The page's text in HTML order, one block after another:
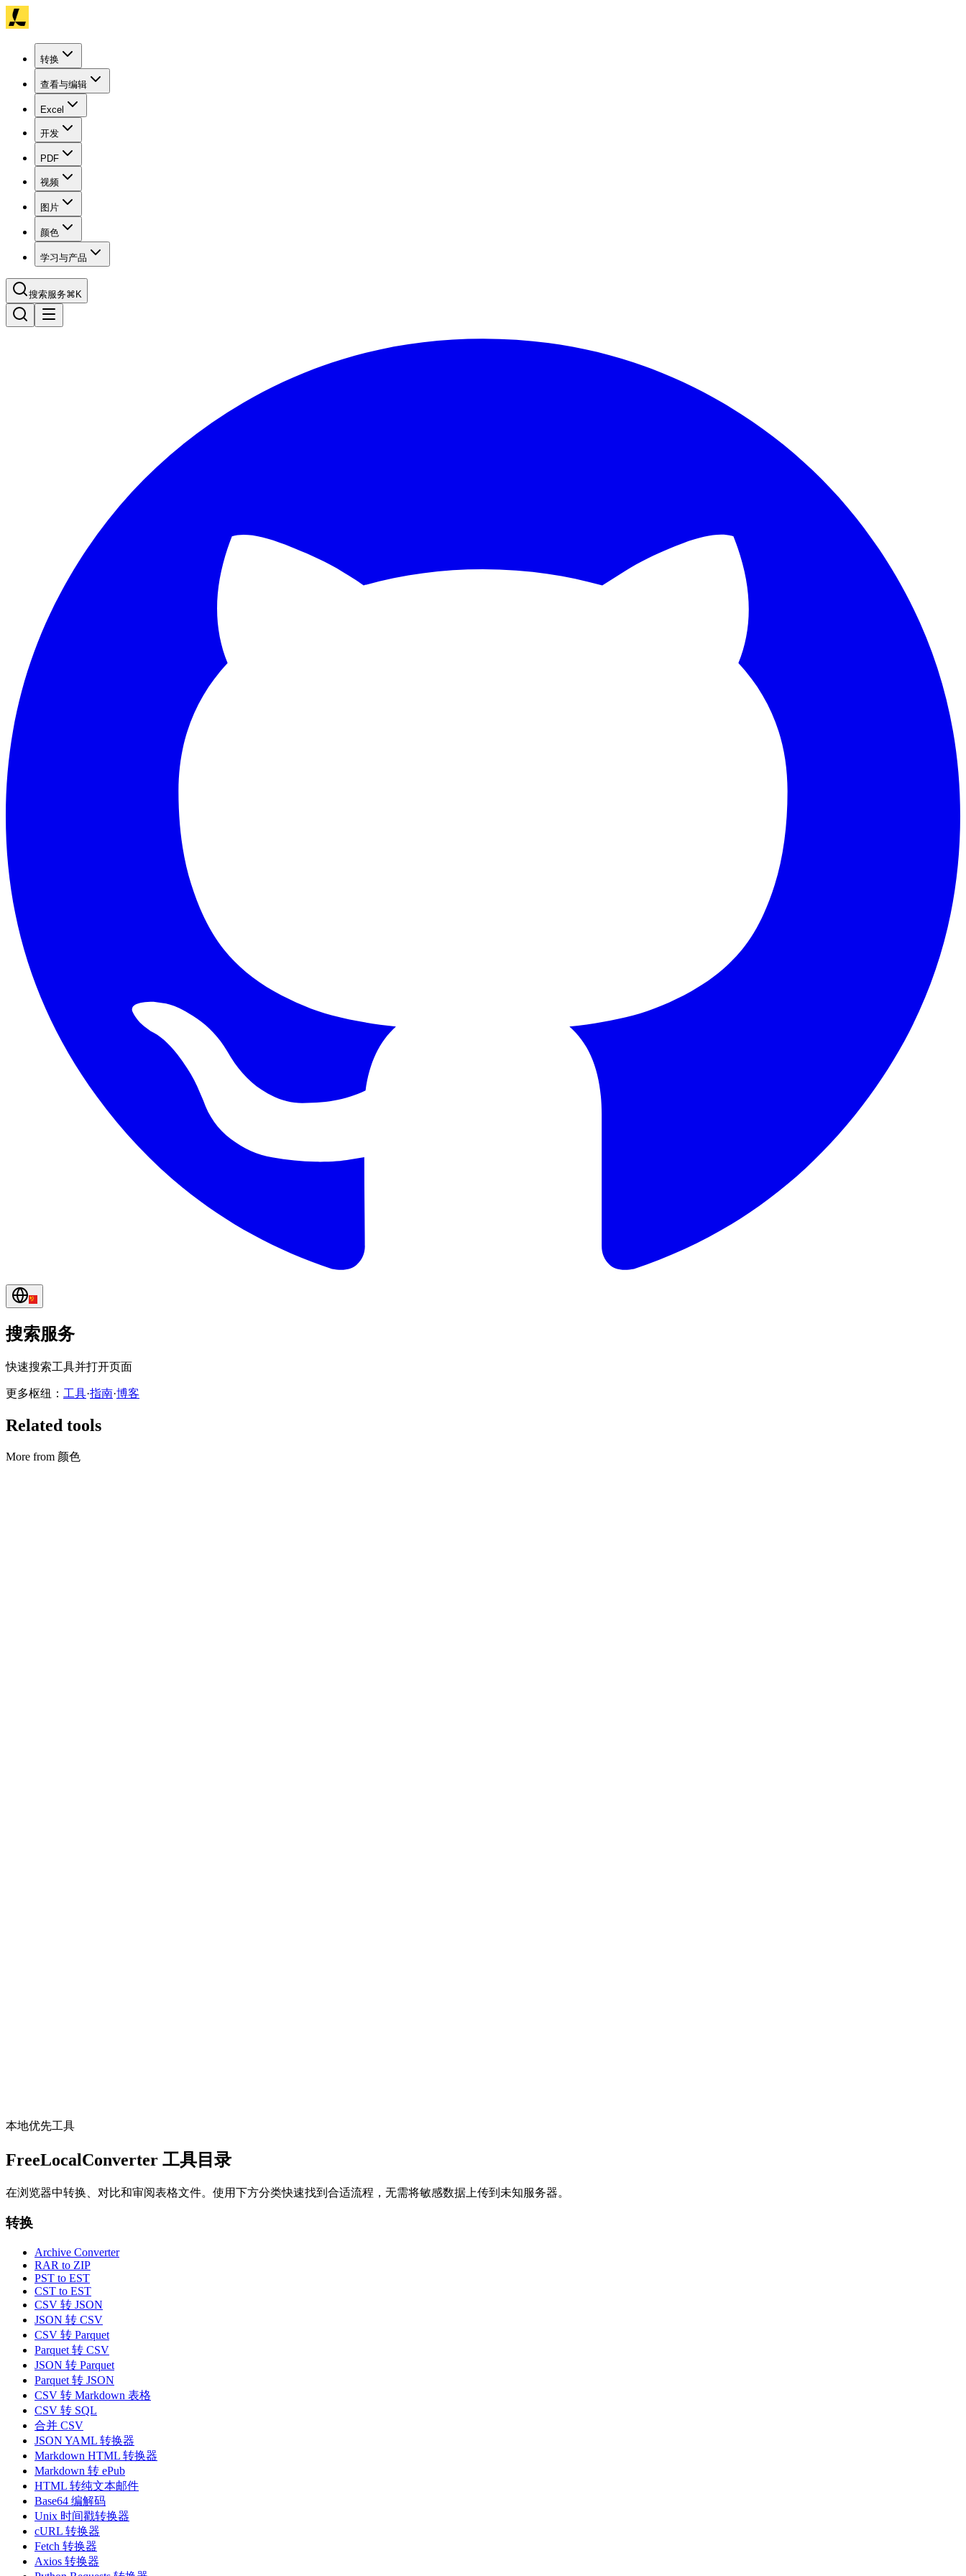
转换
查看与编辑
Excel
开发
PDF
视频
图片
颜色
学习与产品
搜索服务⌘K
搜索服务
快速搜索工具并打开页面
更多枢纽： 工具·指南·博客
Related tools
More from 颜色
本地优先工具
FreeLocalConverter 工具目录
在浏览器中转换、对比和审阅表格文件。使用下方分类快速找到合适流程，无需将敏感数据上传到未知服务器。
转换
Archive Converter
RAR to ZIP
PST to EST
CST to EST
CSV 转 JSON
JSON 转 CSV
CSV 转 Parquet
Parquet 转 CSV
JSON 转 Parquet
Parquet 转 JSON
CSV 转 Markdown 表格
CSV 转 SQL
合并 CSV
JSON YAML 转换器
Markdown HTML 转换器
Markdown 转 ePub
HTML 转纯文本邮件
Base64 编解码
Unix 时间戳转换器
cURL 转换器
Fetch 转换器
Axios 转换器